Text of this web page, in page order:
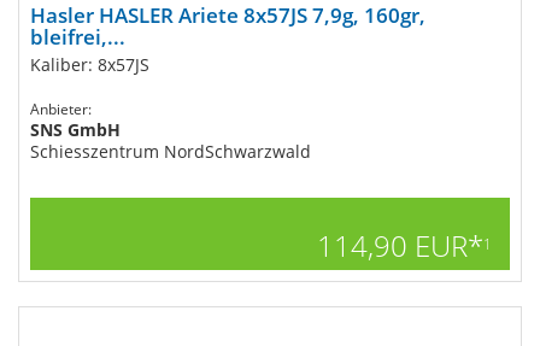
Hasler HASLER Ariete 8x57JS 7,9g, 160gr,
bleifrei,...
Kaliber: 8x57JS
Anbieter:
SNS GmbH
Schiesszentrum NordSchwarzwald
114,90 EUR*1